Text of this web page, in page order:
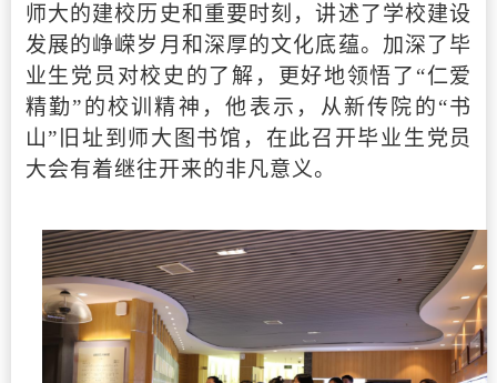
师大的建校历史和重要时刻，讲述了学校建设
发展的峥嵘岁月和深厚的文化底蕴。加深了毕
业生党员对校史的了解，更好地领悟了“仁爱
精勤”的校训精神，他表示，从新传院的“书
山”旧址到师大图书馆，在此召开毕业生党员
大会有着继往开来的非凡意义。